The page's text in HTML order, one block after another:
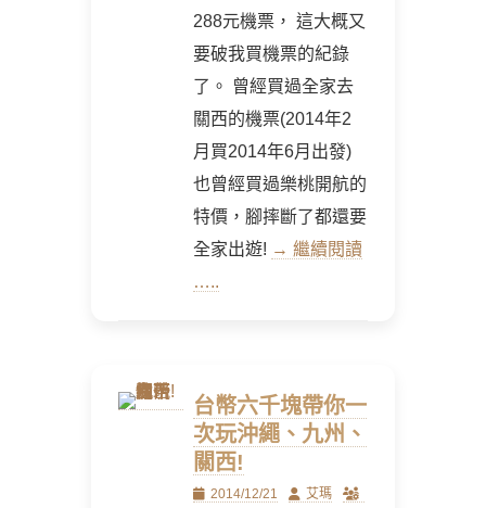
288元機票， 這大概又
要破我買機票的紀錄
了。 曾經買過全家去
關西的機票(2014年2
月買2014年6月出發)
也曾經買過樂桃開航的
特價，腳摔斷了都還要
全家出遊! → 繼續閱讀
…..
台幣六千塊帶你一
次玩沖繩、九州、
關西!
Posted2014/12/21 Author
艾瑪